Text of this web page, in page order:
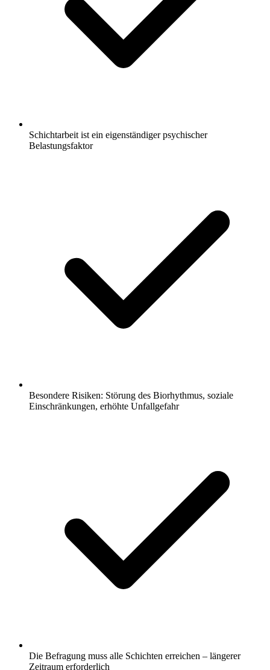
Schichtarbeit ist ein eigenständiger psychischer
Belastungsfaktor
Besondere Risiken: Störung des Biorhythmus, soziale
Einschränkungen, erhöhte Unfallgefahr
Die Befragung muss alle Schichten erreichen – längerer
Zeitraum erforderlich